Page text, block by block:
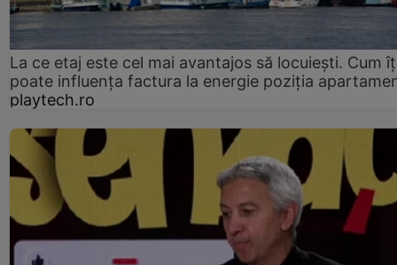
La ce etaj este cel mai avantajos să locuiești. Cum
poate influența factura la energie poziția
playtech.ro